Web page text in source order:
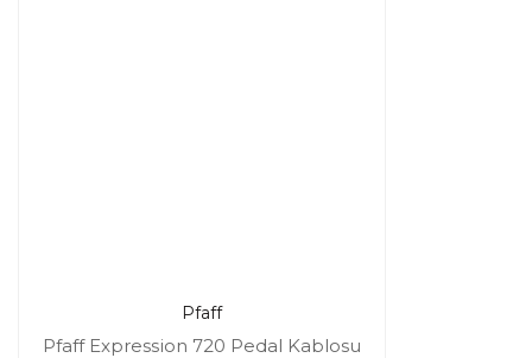
Pfaff
Pfaff Expression 720 Pedal Kablosu